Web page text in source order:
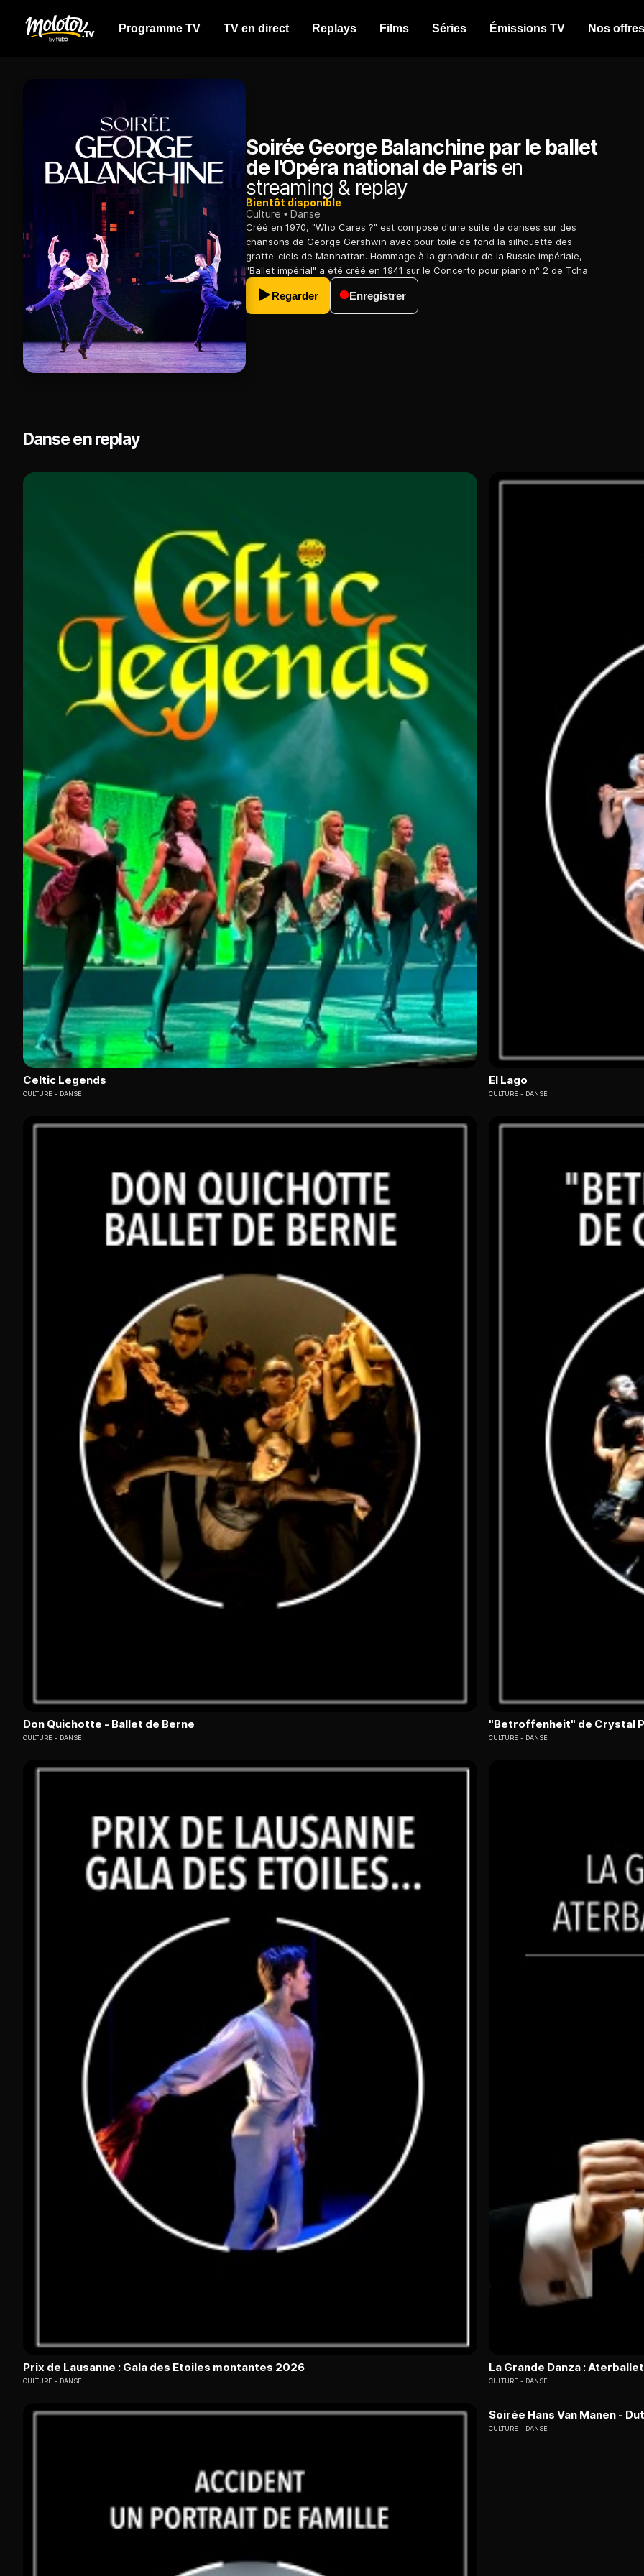
Programme TV TV en direct Replays Films Séries Émissions TV Nos offres
Soirée George Balanchine par le ballet
de l'Opéra national de Parisen
streaming & replay
Bientôt disponible
Culture
Danse
Créé en 1970, "Who Cares ?" est composé d'une suite de danses sur des
chansons de George Gershwin avec pour toile de fond la silhouette des
gratte-ciels de Manhattan. Hommage à la grandeur de la Russie impériale,
"Ballet impérial" a été créé en 1941 sur le Concerto pour piano n° 2 de Tcha
Regarder Enregistrer
Danse en replay
Celtic Legends
CULTURE DANSE
El Lago
CULTURE DANSE
Don Quichotte - Ballet de Berne
CULTURE DANSE
"Betroffenheit" de Crystal
CULTURE DANSE
Prix de Lausanne : Gala des Etoiles montantes 2026
CULTURE DANSE
La Grande Danza :
CULTURE DANSE
Soirée Hans Van Manen -
CULTURE DANSE